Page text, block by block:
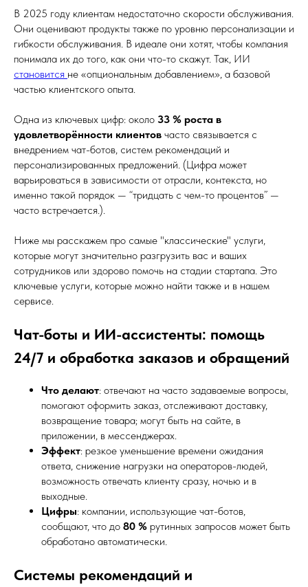
В 2025 году клиентам недостаточно скорости обслуживания.
Они оценивают продукты также по уровню персонализации и
гибкости обслуживания. В идеале они хотят, чтобы компания
понимала их до того, как они что-то скажут. Так, ИИ
становится не «опциональным добавлением», а базовой
частью клиентского опыта.
Одна из ключевых цифр: около 33 % роста в
удовлетворённости клиентов часто связывается с
внедрением чат-ботов, систем рекомендаций и
персонализированных предложений. (Цифра может
варьироваться в зависимости от отрасли, контекста, но
именно такой порядок — “тридцать с чем-то процентов” —
часто встречается.).
Ниже мы расскажем про самые "классические" услуги,
которые могут значительно разгрузить вас и ваших
сотрудников или здорово помочь на стадии стартапа. Это
ключевые услуги, которые можно найти также и в нашем
сервисе.
Чат-боты и ИИ-ассистенты: помощь
24/7 и обработка заказов и обращений
Что делают: отвечают на часто задаваемые вопросы,
помогают оформить заказ, отслеживают доставку,
возвращение товара; могут быть на сайте, в
приложении, в мессенджерах.
Эффект: резкое уменьшение времени ожидания
ответа, снижение нагрузки на операторов-людей,
возможность отвечать клиенту сразу, ночью и в
выходные.
Цифры: компании, использующие чат-ботов,
сообщают, что до 80 % рутинных запросов может быть
обработано автоматически.
Системы рекомендаций и